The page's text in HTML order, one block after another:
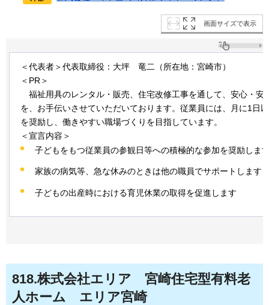
画面サイズで表示
＜代表者＞代表取締役：大坪 竜二（所在地：宮崎市）
＜PR＞
福祉用具のレンタル・販売、住宅改修工事を通して、安心・安
を、お手伝いさせていただいております。従業員には、月に1日
を奨励し、働きやすい職場づくりを目指しています。
＜宣言内容＞
子どもをもつ従業員の参観日等への積極的な参加を奨励しま
家族の病気等、急な休みのときは他の職員でサポートします
子どもの出産時における育児休業の取得を促進します
818.株式会社エリア 宮崎住宅型有料老
人ホーム
エ リア宮崎